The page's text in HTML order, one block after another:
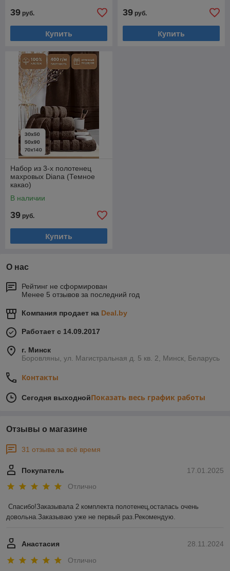
39 руб.
Купить
39 руб.
Купить
Набор из 3-х полотенец
махровых Diana (Темное
какао)
В наличии
39 руб.
Купить
О нас
Рейтинг не сформирован
Менее 5 отзывов за последний год
Компания продает на Deal.by
Работает с 14.09.2017
г. Минск
Боровляны, ул. Магистральная д. 5 кв. 2, Минск, Беларусь
Контакты
Сегодня выходнойПоказать весь график работы
Отзывы о магазине
31 отзыва за всё время
17.01.2025
Покупатель
Отлично
Спасибо!Заказывала 2 комплекта полотенец,осталась очень
довольна.Заказываю уже не первый раз.Рекомендую.
28.11.2024
Анастасия
Отлично